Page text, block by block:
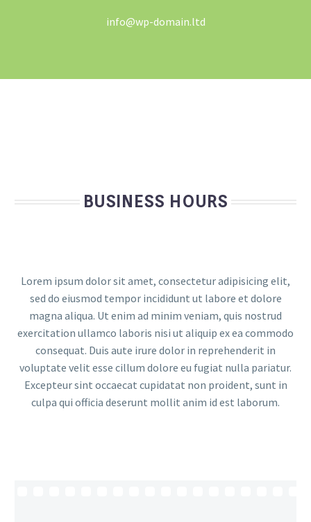
info@wp-domain.ltd
BUSINESS HOURS
Lorem ipsum dolor sit amet, consectetur adipisicing elit,
sed do eiusmod tempor incididunt ut labore et dolore
magna aliqua. Ut enim ad minim veniam, quis nostrud
exercitation ullamco laboris nisi ut aliquip ex ea commodo
consequat. Duis aute irure dolor in reprehenderit in
voluptate velit esse cillum dolore eu fugiat nulla pariatur.
Excepteur sint occaecat cupidatat non proident, sunt in
culpa qui officia deserunt mollit anim id est laborum.